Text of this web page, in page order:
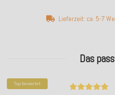
Lieferzeit: ca. 5-7
Das
Top bewertet